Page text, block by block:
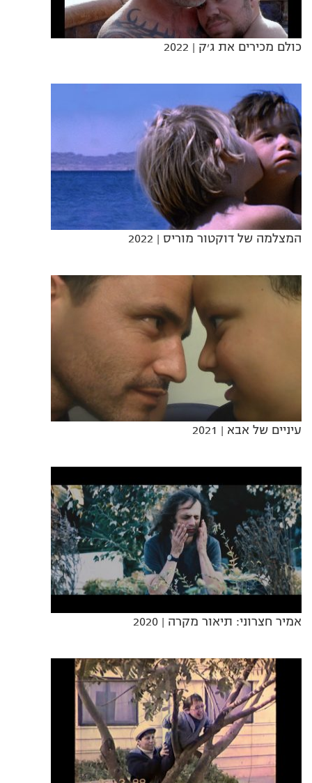
כולם מכירים את ג׳ק | 2022
המצלמה של דוקטור מוריס | 2022
עיניים של אבא | 2021
אמיר חצרוני: תיאור מקרה | 2020